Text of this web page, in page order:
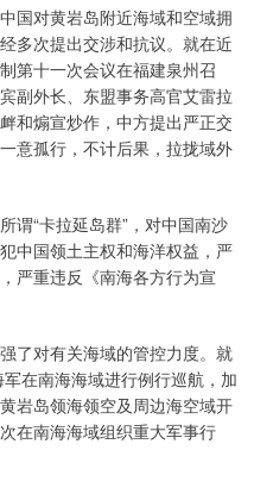
国对黄岩岛附近海域和空域拥
多次提出交涉和抗议。就在近
第十一次会议在福建泉州召
副外长、东盟事务高官艾雷拉
和煽宣炒作，中方提出严正交
意孤行，不计后果，拉拢域外
谓“卡拉延岛群”，对中国南沙
中国领土主权和海洋权益，严
严重违反《南海各方行为宣
了对有关海域的管控力度。就
在南海海域进行例行巡航，加
岩岛领海领空及周边海空域开
在南海海域组织重大军事行